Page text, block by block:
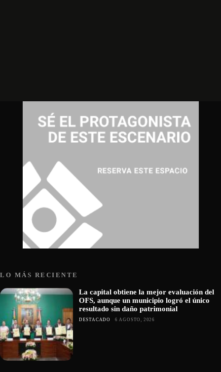
LO MÁS RECIENTE
La capital obtiene la mejor evaluación del
OFS, aunque un municipio logró el único
resultado sin daño patrimonial
DESTACADO 6 AGOSTO, 2026